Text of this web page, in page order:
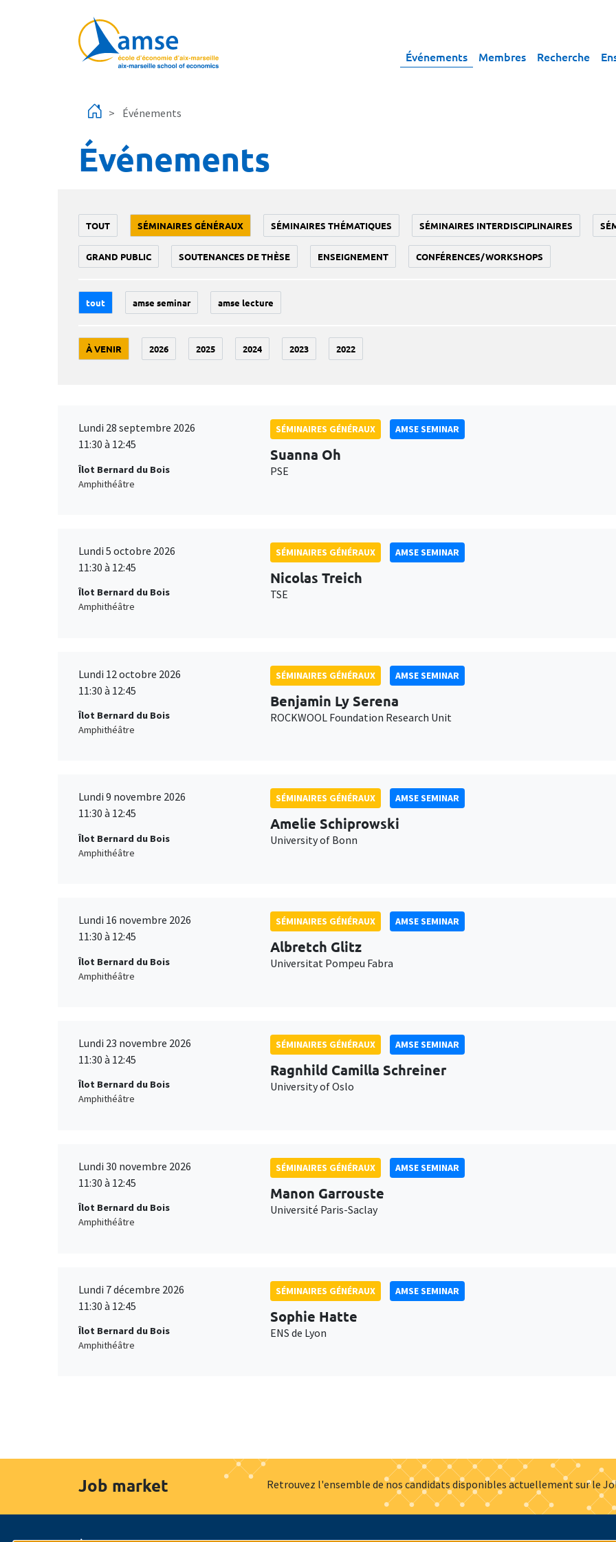
Événements Membres Recherche
Événements
Événements
TOUT SÉMINAIRES GÉNÉRAUX SÉMINAIRES THÉMATIQUES SÉMINAIRES INTERDISCIPLINAIRES
GRAND PUBLIC SOUTENANCES DE THÈSE ENSEIGNEMENT CONFÉRENCES/WORKSHOPS
tout amse seminar amse lecture
À VENIR 2026 2025 2024 2023 2022
Lundi 28 septembre 2026
11:30 à 12:45
Îlot Bernard du Bois
Amphithéâtre
SÉMINAIRES GÉNÉRAUX AMSE SEMINAR
Suanna Oh
PSE
Lundi 5 octobre 2026
11:30 à 12:45
Îlot Bernard du Bois
Amphithéâtre
SÉMINAIRES GÉNÉRAUX AMSE SEMINAR
Nicolas Treich
TSE
Lundi 12 octobre 2026
11:30 à 12:45
Îlot Bernard du Bois
Amphithéâtre
SÉMINAIRES GÉNÉRAUX AMSE SEMINAR
Benjamin Ly Serena
ROCKWOOL Foundation Research Unit
Lundi 9 novembre 2026
11:30 à 12:45
Îlot Bernard du Bois
Amphithéâtre
SÉMINAIRES GÉNÉRAUX AMSE SEMINAR
Amelie Schiprowski
University of Bonn
Lundi 16 novembre 2026
11:30 à 12:45
Îlot Bernard du Bois
Amphithéâtre
SÉMINAIRES GÉNÉRAUX AMSE SEMINAR
Albretch Glitz
Universitat Pompeu Fabra
Lundi 23 novembre 2026
11:30 à 12:45
Îlot Bernard du Bois
Amphithéâtre
SÉMINAIRES GÉNÉRAUX AMSE SEMINAR
Ragnhild Camilla Schreiner
University of Oslo
Lundi 30 novembre 2026
11:30 à 12:45
Îlot Bernard du Bois
Amphithéâtre
SÉMINAIRES GÉNÉRAUX AMSE SEMINAR
Manon Garrouste
Université Paris-Saclay
Lundi 7 décembre 2026
11:30 à 12:45
Îlot Bernard du Bois
Amphithéâtre
SÉMINAIRES GÉNÉRAUX AMSE SEMINAR
Sophie Hatte
ENS de Lyon
Job market Retrouvez l'ensemble de nos candidats disponibles actuellement sur le